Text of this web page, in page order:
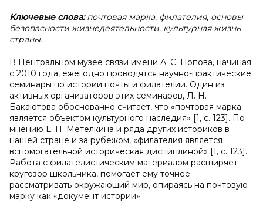
Ключевые слова:почтовая марка, филателия, основы
безопасности жизнедеятельности, культурная жизнь
страны.
В Центральном музее связи имени А. С. Попова, начиная
с 2010 года, ежегодно проводятся научно-практические
семинары по истории почты и филателии. Один из
активных организаторов этих семинаров, Л. Н.
Бакаютова обоснованно считает, что «почтовая марка
является объектом культурного наследия» [1, c. 123]. По
мнению Е. Н. Метелкина и ряда других историков в
нашей стране и за рубежом, «филателия является
вспомогательной историческая дисциплиной» [1, c. 123].
Работа с филателистическим материалом расширяет
кругозор школьника, помогает ему точнее
рассматривать окружающий мир, опираясь на почтовую
марку как «документ истории».